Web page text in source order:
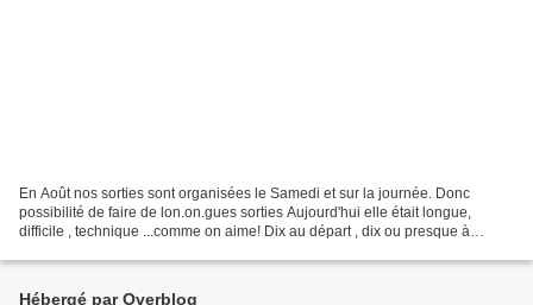
En Août nos sorties sont organisées le Samedi et sur la journée. Donc
possibilité de faire de lon.on.gues sorties Aujourd'hui elle était longue,
difficile , technique ...comme on aime! Dix au départ , dix ou presque à
Hébergé par Overblog